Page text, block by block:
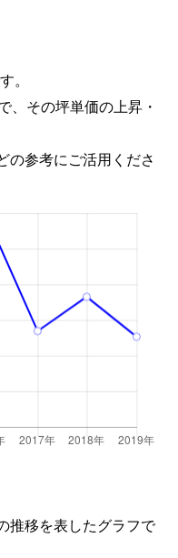
。
、その坪単価の上昇・
の参考にご活用くださ
推移を表したグラフで